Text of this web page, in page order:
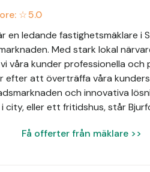
☆5.0
en ledande fastighetsmäklare i
Med stark lokal
våra kunder professionella
efter att överträffa våra
och innovativa
city, eller ett fritidshus, står
Få offerter från mäklare >>